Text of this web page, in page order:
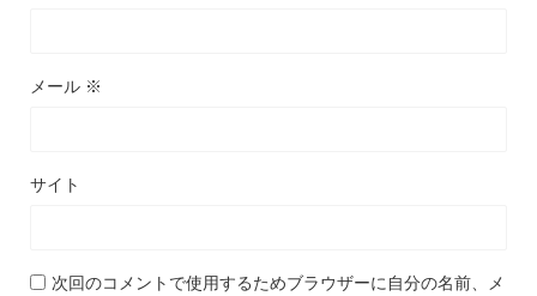
メール ※
サイト
次回のコメントで使用するためブラウザーに自分の名前、メ